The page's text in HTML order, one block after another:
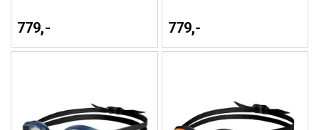
779,- 779,-